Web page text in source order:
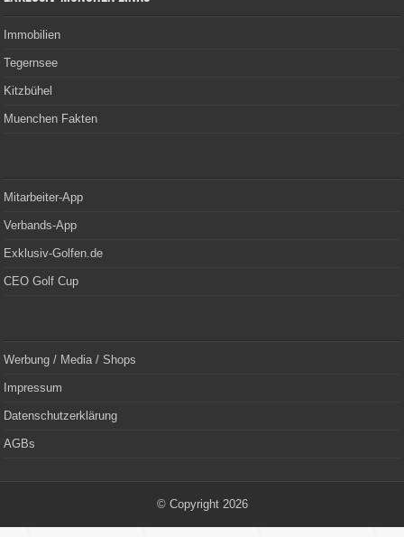
Immobilien
Tegernsee
Kitzbühel
Muenchen Fakten
Mitarbeiter-App
Verbands-App
Exklusiv-Golfen.de
CEO Golf Cup
Werbung / Media / Shops
Impressum
Datenschutzerklärung
AGBs
© Copyright 2026